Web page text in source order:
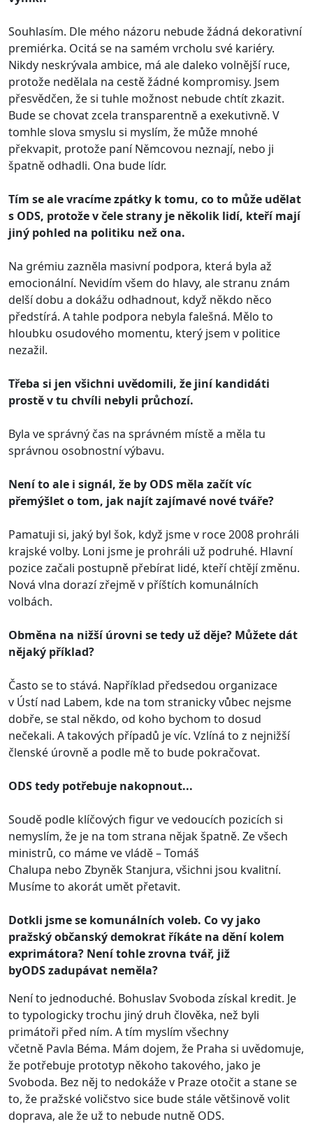
Souhlasím. Dle mého názoru nebude žádná dekorativní
premiérka. Ocitá se na samém vrcholu své kariéry.
Nikdy neskrývala ambice, má ale daleko volnější ruce,
protože nedělala na cestě žádné kompromisy. Jsem
přesvědčen, že si tuhle možnost nebude chtít zkazit.
Bude se chovat zcela transparentně a exekutivně. V
tomhle slova smyslu si myslím, že může mnohé
překvapit, protože paní Němcovou neznají, nebo ji
špatně odhadli. Ona bude lídr.
Tím se ale vracíme zpátky k tomu, co to může udělat
s ODS, protože v čele strany je několik lidí, kteří mají
jiný pohled na politiku než ona.
Na grémiu zazněla masivní podpora, která byla až
emocionální. Nevidím všem do hlavy, ale stranu znám
delší dobu a dokážu odhadnout, když někdo něco
předstírá. A tahle podpora nebyla falešná. Mělo to
hloubku osudového momentu, který jsem v politice
nezažil.
Třeba si jen všichni uvědomili, že jiní kandidáti
prostě v tu chvíli nebyli průchozí.
Byla ve správný čas na správném místě a měla tu
správnou osobnostní výbavu.
Není to ale i signál, že by ODS měla začít víc
přemýšlet o tom, jak najít zajímavé nové tváře?
Pamatuji si, jaký byl šok, když jsme v roce 2008 prohráli
krajské volby. Loni jsme je prohráli už podruhé. Hlavní
pozice začali postupně přebírat lidé, kteří chtějí změnu.
Nová vlna dorazí zřejmě v příštích komunálních
volbách.
Obměna na nižší úrovni se tedy už děje? Můžete dát
nějaký příklad?
Často se to stává. Například předsedou organizace
v Ústí nad Labem, kde na tom stranicky vůbec nejsme
dobře, se stal někdo, od koho bychom to dosud
nečekali. A takových případů je víc. Vzlíná to z nejnižší
členské úrovně a podle mě to bude pokračovat.
ODS tedy potřebuje nakopnout...
Soudě podle klíčových figur ve vedoucích pozicích si
nemyslím, že je na tom strana nějak špatně. Ze všech
ministrů, co máme ve vládě – Tomáš
Chalupa nebo Zbyněk Stanjura, všichni jsou kvalitní.
Musíme to akorát umět přetavit.
Dotkli jsme se komunálních voleb. Co vy jako
pražský občanský demokrat říkáte na dění kolem
exprimátora? Není tohle zrovna tvář, již
byODS zadupávat neměla?
Není to jednoduché. Bohuslav Svoboda získal kredit. Je
to typologicky trochu jiný druh člověka, než byli
primátoři před ním. A tím myslím všechny
včetně Pavla Béma. Mám dojem, že Praha si uvědomuje,
že potřebuje prototyp někoho takového, jako je
Svoboda. Bez něj to nedokáže v Praze otočit a stane se
to, že pražské voličstvo sice bude stále většinově volit
doprava, ale že už to nebude nutně ODS.